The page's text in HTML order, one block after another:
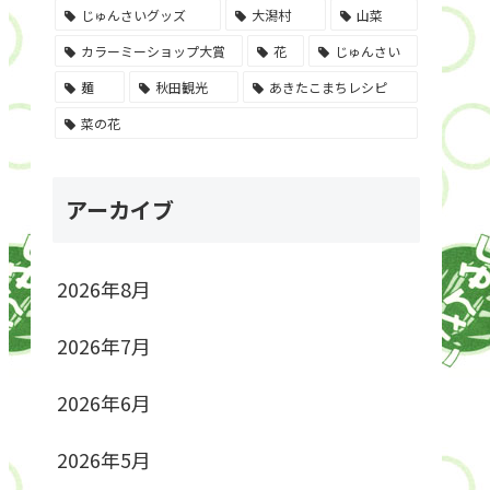
じゅんさいグッズ 大潟村
山菜
カラーミーショップ大賞
花
じゅんさい
麺
秋田観光
あきたこまちレシピ
菜の花
アーカイブ
2026年8月
2026年7月
2026年6月
2026年5月